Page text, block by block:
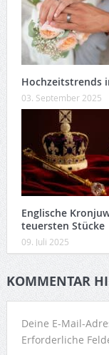
Hochzeitstrends
03. September 2025
Englische
teuersten Stücke
09. Juli 2025
KOMMENTAR
Deine E-Mail-
Erforderliche